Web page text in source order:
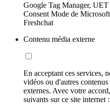
Google Tag Manager,
Consent Mode de
Freshchat
Contenu média externe
En acceptant ces services,
vidéos ou d'autres
externes. Avec votre
suivants sur ce site internet :